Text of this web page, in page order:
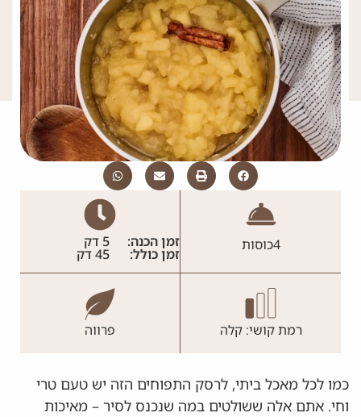
4כוסות זמן הכנה: 5 דק
זמן כולל: 45 דק
רמת קושי: קלה פרווה
כמו לכל מאכל ביתי, לרסק התפוחים הזה יש טעם טרי
וחי. אתם אלה ששולטים במה שנכנס לסיר – מאיכות